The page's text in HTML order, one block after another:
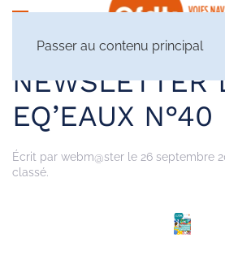
Passer au contenu principal
NEWSLETTER
EQ’EAUX N°40
Écrit par webm@ster le 26 septembre
classé.